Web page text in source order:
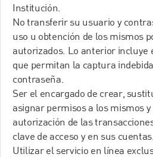
Institución.
No transferir su usuario y
uso u obtención de los mismos
autorizados. Lo anterior incluye
que permitan la captura
contraseña.
Ser el encargado de crear,
asignar permisos a los mismos
autorización de las
clave de acceso y en sus cuentas.
Utilizar el servicio en línea